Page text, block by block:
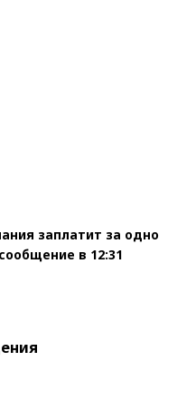
заплатит за одно
в 12:31